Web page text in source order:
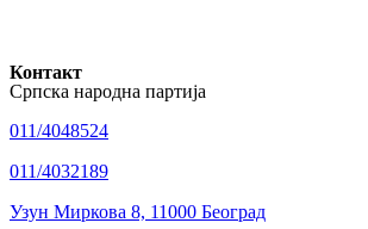
Контакт
Српска народна партија
011/4048524
011/4032189
Узун Миркова 8, 11000 Београд